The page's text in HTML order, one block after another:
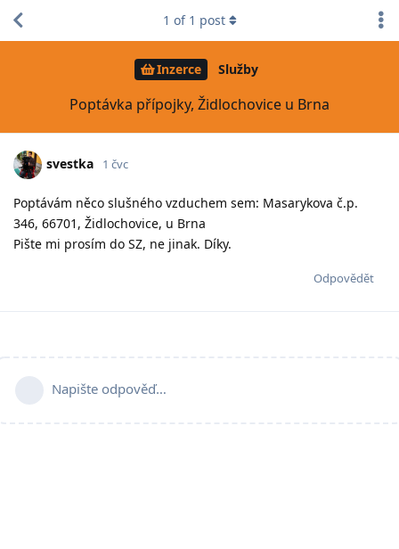
Inzerce Služby
Poptávka přípojky, Židlochovice u Brna
1 of 1 post
svestka 1 čvc
Poptávám něco slušného vzduchem sem: Masarykova č.p.
346, 66701, Židlochovice, u Brna
Pište mi prosím do SZ, ne jinak. Díky.
Odpovědět
Napište odpověď…